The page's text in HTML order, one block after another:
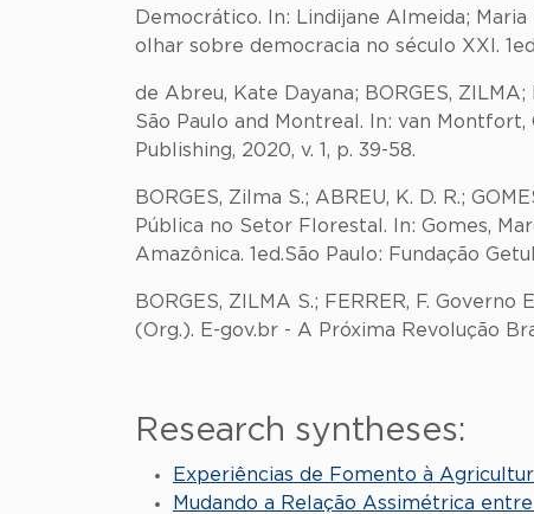
Democrático. In: Lindijane Almeida;
olhar sobre democracia no século XXI.
de Abreu, Kate Dayana; BORGES,
São Paulo and Montreal. In: van
Publishing, 2020, v. 1, p. 39-58.
BORGES, Zilma S.; ABREU, K. D. R.;
Pública no Setor Florestal. In: Gomes,
Amazônica. 1ed.São Paulo: Fundação
BORGES, ZILMA S.; FERRER, F.
(Org.). E-gov.br - A Próxima Revolução
Research syntheses:
Experiências de Fomento à
Mudando a Relação Assimétrica